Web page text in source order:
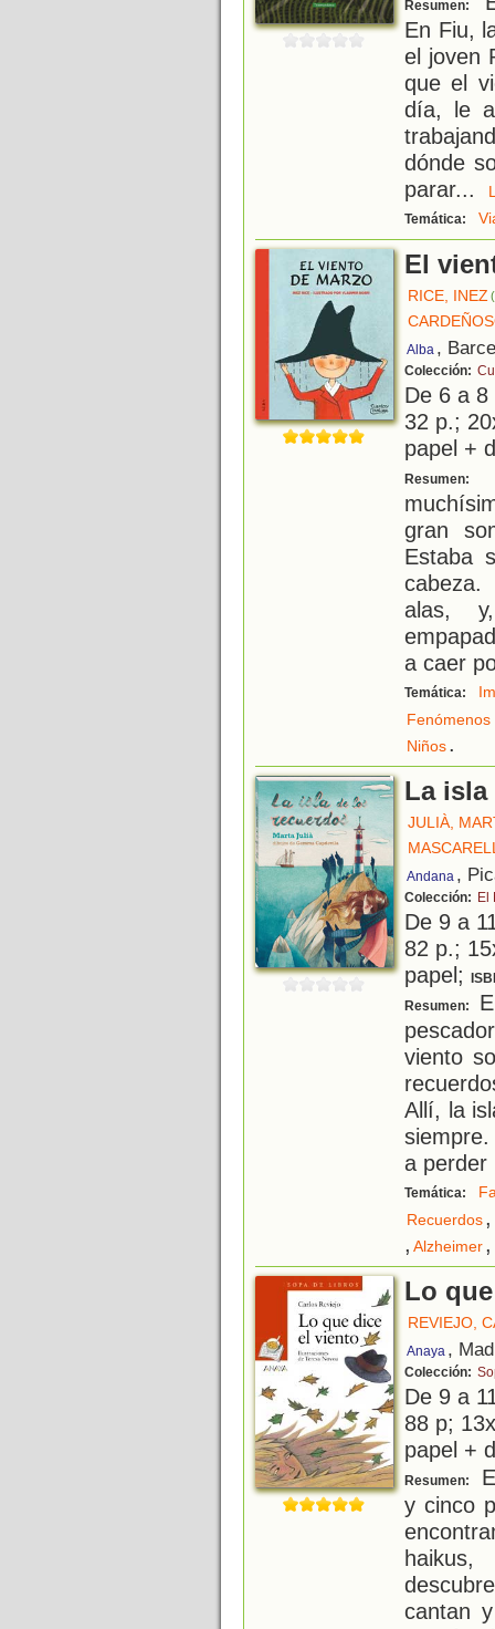
Resumen:
En Fiu,
el joven
que el
día, le
dónde
parar...
Temática:
El
RICE, INEZ
Alba ,
Colección:
De 6 a
32 p.;
papel +
Resumen:
gran
Estaba
alas,
a caer
Temática:
Niños.
La
JULIÀ,
Andana ,
Colección: El
De 9 a
82 p.;
papel;
Resumen:
viento
Allí, la
a perder
Temática:
Recuerdos,
, Alzheimer,
Lo
REVIEJO,
Anaya ,
Colección:
De 9 a
88 p;
papel +
Resumen:
y cinco
cantan